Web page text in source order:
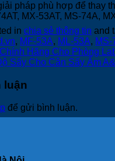
pháp phù hợp để thay
MX-53AT, MS-74A,
in chia sẻ thông tin and
, MF-53A, ML-53A, MS-
Hãng Cho Phòng
Sấy Cho Cân Sấy Ẩm
luận
để gửi bình luận.